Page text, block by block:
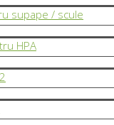
supape / scule
HPA